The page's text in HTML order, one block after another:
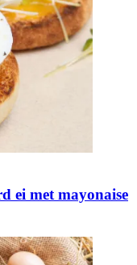
ei met mayonaise